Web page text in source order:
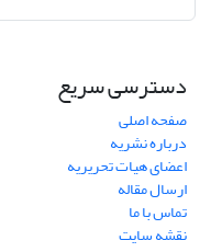
دسترسی سریع
صفحه اصلی
درباره نشریه
اعضای هیات تحریریه
ارسال مقاله
تماس با ما
نقشه سایت